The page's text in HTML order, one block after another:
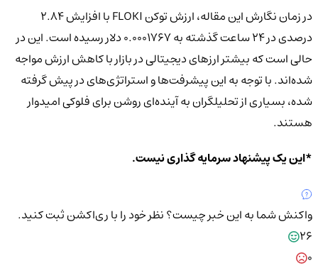
در زمان نگارش این مقاله، ارزش توکن FLOKI با افزایش ۲.۸۴
درصدی در ۲۴ ساعت گذشته به ۰.۰۰۰۱۷۶۷ دلار رسیده است. این در
حالی است که بیشتر ارزهای دیجیتالی در بازار با کاهش ارزش مواجه
شده‌اند. با توجه به این پیشرفت‌ها و استراتژی‌های در پیش گرفته
شده، بسیاری از تحلیلگران به آینده‌ای روشن برای فلوکی امیدوار
هستند.
*این یک پیشنهاد سرمایه گذاری نیست.
واکنش شما به این خبر چیست؟نظر خود را با ری‌اکشن ثبت کنید.
26